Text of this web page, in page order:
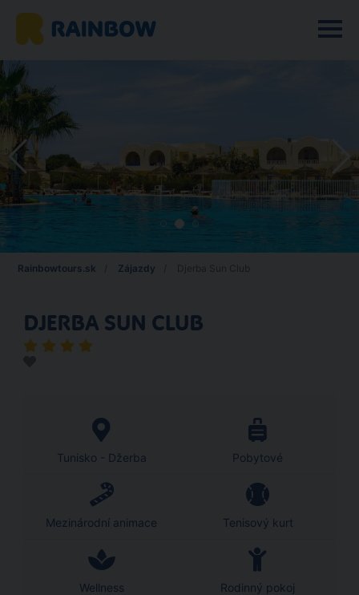
Rainbowtours.sk Zájazdy
DJERBA SUN CLUB
Tunisko - Džerba Pobytové
Mezinárodní animace Tenisový kurt
Wellness Rodinný pokoj